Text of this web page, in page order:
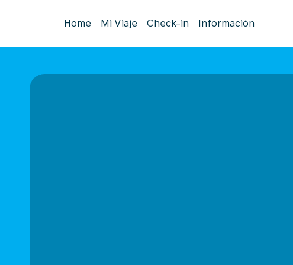
Home Mi Viaje Check-in Información